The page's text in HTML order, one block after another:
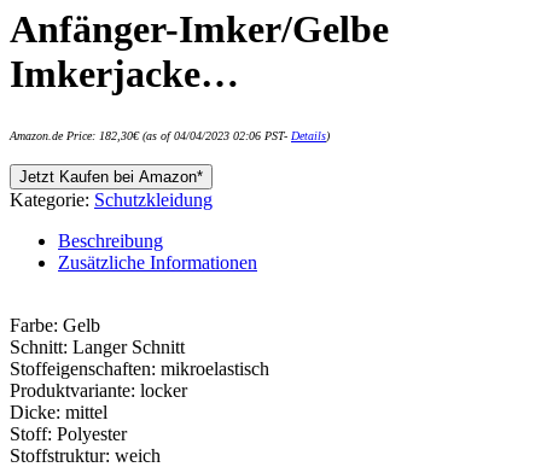
Anfänger-Imker/Gelbe
Imkerjacke…
Amazon.de Price: 182,30€(as of 04/04/2023 02:06 PST- Details)
Jetzt Kaufen bei Amazon*
Kategorie: Schutzkleidung
Beschreibung
Zusätzliche Informationen
Farbe: Gelb
Schnitt: Langer Schnitt
Stoffeigenschaften: mikroelastisch
Produktvariante: locker
Dicke: mittel
Stoff: Polyester
Stoffstruktur: weich